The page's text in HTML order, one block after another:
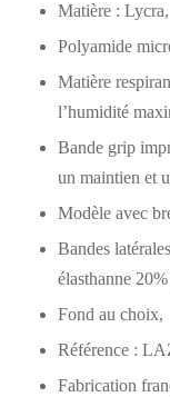
Matière : Lycra,
Polyamide
Matière
l’humidité
Bande grip
un maintien et
Modèle avec
Bandes
élasthanne
Fond au choix,
Référence :
Fabrication